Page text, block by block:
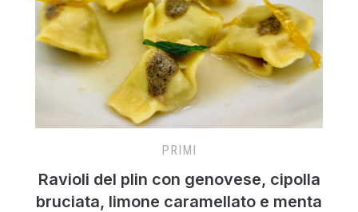
PRIMI
Ravioli del plin con genovese, cipolla
bruciata, limone caramellato e menta